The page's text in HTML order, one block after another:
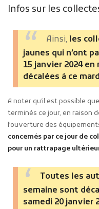
Infos sur les
Ainsi, les
jaunes qui n’ont
15 janvier 2024
décalées à ce
A noter qu’il est possible
terminés ce jour, en raison
l’ouverture des
concernés par ce jour de
pour un rattrapage
Toutes les
semaine sont
samedi 20 janvier